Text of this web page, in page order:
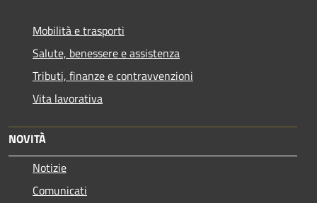
Mobilità e trasporti
Salute, benessere e assistenza
Tributi, finanze e contravvenzioni
Vita lavorativa
NOVITÀ
Notizie
Comunicati